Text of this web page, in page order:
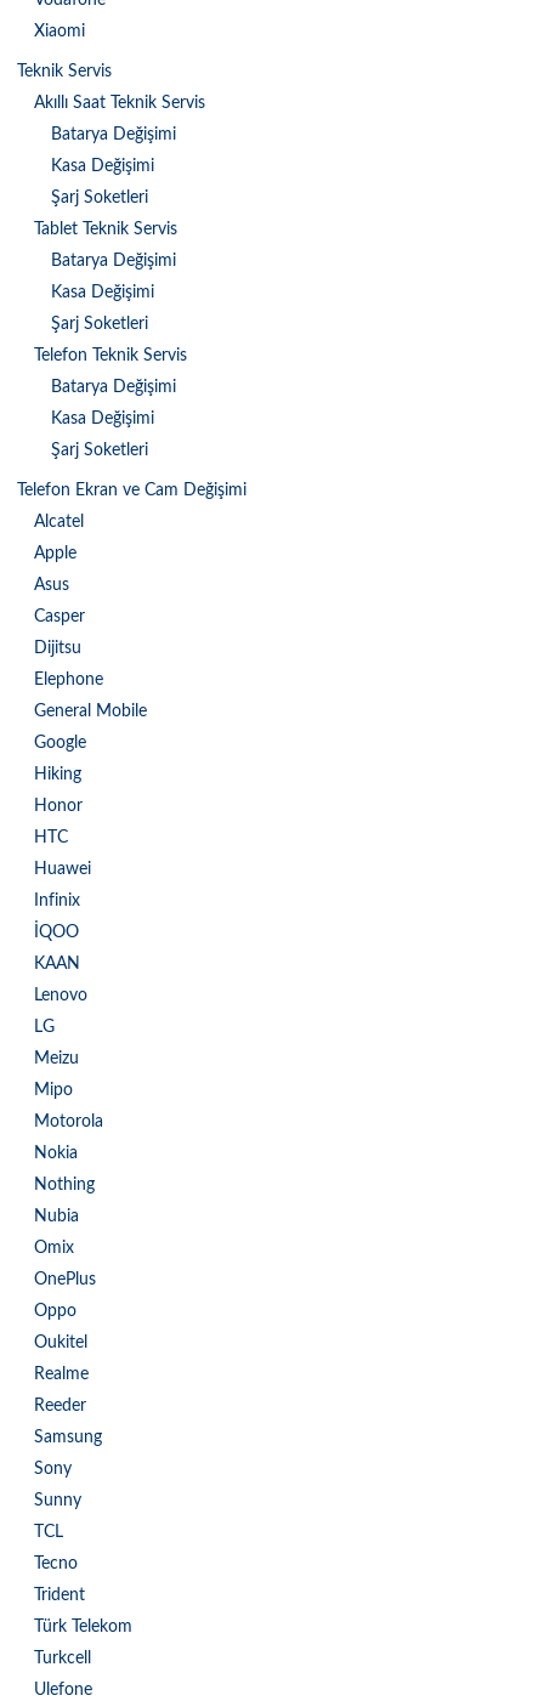
Xiaomi
Teknik Servis
Akıllı Saat Teknik Servis
Batarya Değişimi
Kasa Değişimi
Şarj Soketleri
Tablet Teknik Servis
Batarya Değişimi
Kasa Değişimi
Şarj Soketleri
Telefon Teknik Servis
Batarya Değişimi
Kasa Değişimi
Şarj Soketleri
Telefon Ekran ve Cam Değişimi
Alcatel
Apple
Asus
Casper
Dijitsu
Elephone
General Mobile
Google
Hiking
Honor
HTC
Huawei
Infinix
İQOO
KAAN
Lenovo
LG
Meizu
Mipo
Motorola
Nokia
Nothing
Nubia
Omix
OnePlus
Oppo
Oukitel
Realme
Reeder
Samsung
Sony
Sunny
TCL
Tecno
Trident
Türk Telekom
Turkcell
Ulefone